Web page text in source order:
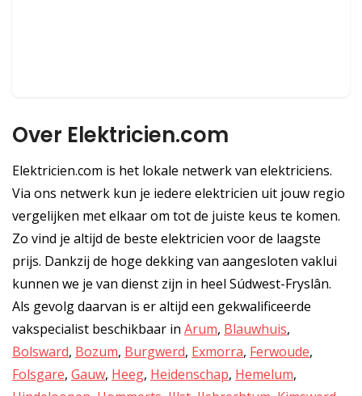
Over Elektricien.com
Elektricien.com is het lokale netwerk van elektriciens.
Via ons netwerk kun je iedere elektricien uit jouw regio
vergelijken met elkaar om tot de juiste keus te komen.
Zo vind je altijd de beste elektricien voor de laagste
prijs. Dankzij de hoge dekking van aangesloten vaklui
kunnen we je van dienst zijn in heel Súdwest-Fryslân.
Als gevolg daarvan is er altijd een gekwalificeerde
vakspecialist beschikbaar in Arum, Blauwhuis,
Bolsward, Bozum, Burgwerd, Exmorra, Ferwoude,
Folsgare, Gauw, Heeg, Heidenschap, Hemelum,